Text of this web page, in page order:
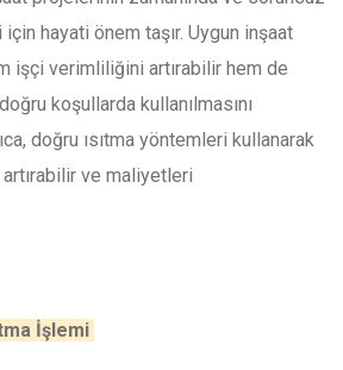
hayati önem taşır. Uygun inşaat
işçi verimliliğini artırabilir hem de
koşullarda kullanılmasını
doğru ısıtma yöntemleri kullanarak
ve maliyetleri
İşlemi